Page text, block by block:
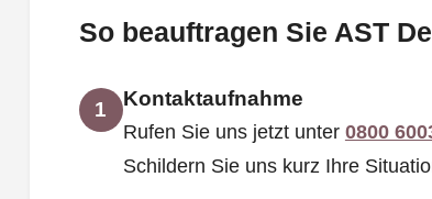
So beauftragen Sie AST
1 Kontaktaufnahme
Rufen Sie uns jetzt unter 0800
Schildern Sie uns kurz Ihre